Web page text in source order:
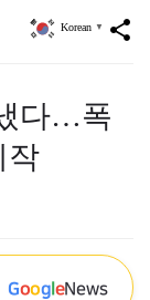
share
Korean ▼
다…폭
작
GoogleNews